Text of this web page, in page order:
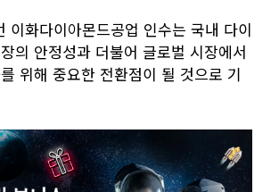
이화다이아몬드공업 인수는 국내 다이
의 안정성과 더불어 글로벌 시장에서
위해 중요한 전환점이 될 것으로 기